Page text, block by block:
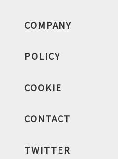
COMPANY
POLICY
COOKIE
CONTACT
TWITTER